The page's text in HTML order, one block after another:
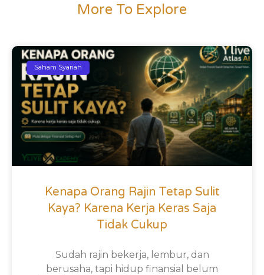
More To Explore
Saham Syariah
Kenapa Orang Rajin Tetap Sulit
Kaya? Karena Kerja Keras Saja
Tidak Cukup
Sudah rajin bekerja, lembur, dan
berusaha, tapi hidup finansial belum